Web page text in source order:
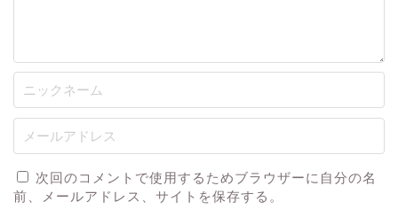
次回のコメントで使用するためブラウザーに自分の名
前、メールアドレス、サイトを保存する。